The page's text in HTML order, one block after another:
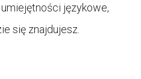
językowe,
się znajdujesz.